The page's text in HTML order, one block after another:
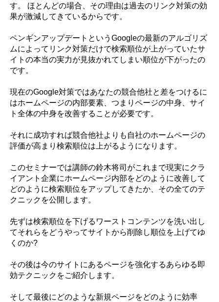
す。 ほとんどの場合、その理由は過去のリンク対策の効
果が激減してきているからです。
ペンギンアップデートというGoogleの最新のアルゴリズ
ムによってリンク対策だけで検索順位が上がっていたサ
イトの本当の実力が見抜かれてしまい順位が下がったの
です。
現在のGoogle対策ではあなたの競合他社と差をつけるに
はホームページの内部要素、つまりページの中身、サイ
ト全体の中身を改善することが必要です。
それに成功すれば競合他社よりも自社のホームページの
評価が高まり検索順位は上がるようになります。
このセミナーでは講師の鈴木将司がこれまで現実にクラ
イアント企業にホームページ内部をどのように改善して
どのように検索順位をアップしてきたか、その全てのテ
クニックを公開します。
先ずは検索順位を下げるワーストコンテンツを洗い出し
てそれらをどうやってサイトから削除し順位を上げてゆ
くのか?
その後は今のサイトにあるページを強化するあらゆる即
効テクニックをご紹介します。
そして最後にどのような新規ページをどのように効率